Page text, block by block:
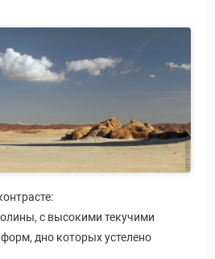
с высокими текучими
дно которых устелено